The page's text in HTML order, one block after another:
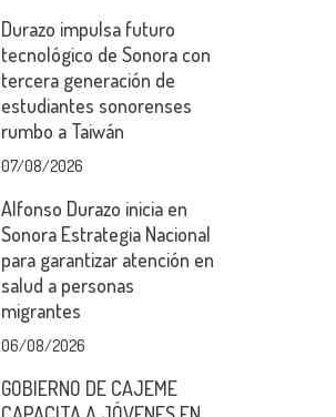
Durazo impulsa futuro
tecnológico de Sonora con
tercera generación de
estudiantes sonorenses
rumbo a Taiwán
07/08/2026
Alfonso Durazo inicia en
Sonora Estrategia Nacional
para garantizar atención en
salud a personas
migrantes
06/08/2026
GOBIERNO DE CAJEME